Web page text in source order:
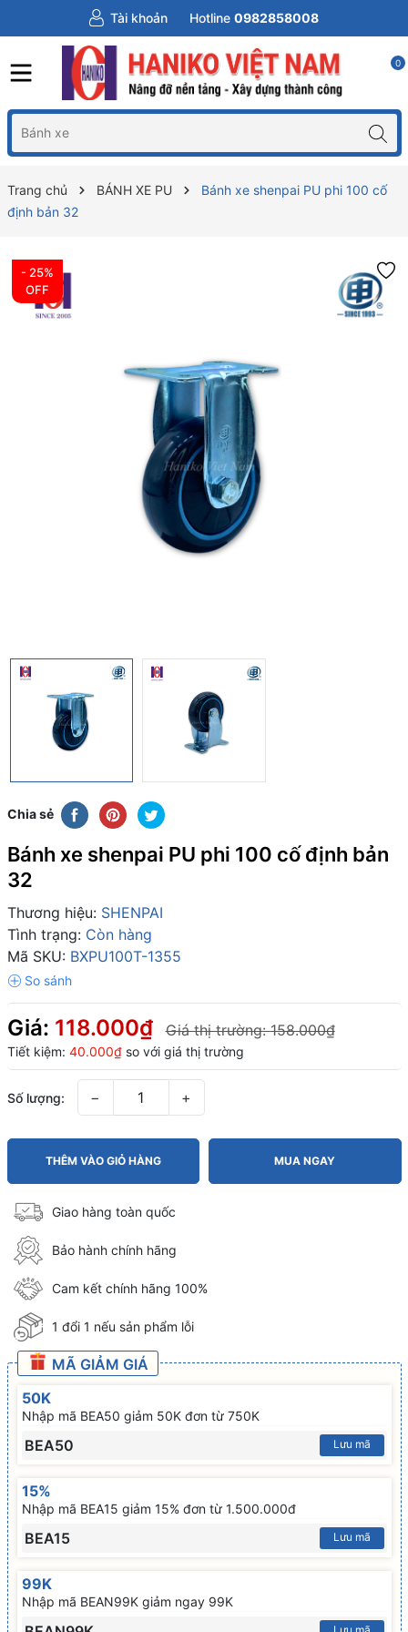
Tài khoản Hotline 0982858008
0
Trang chủ BÁNH XE PU
Bánh xe shenpai PU phi 100 cố
định bản 32
- 25%
OFF
Chia sẻ
Bánh xe shenpai PU phi 100 cố định bản
32
Thương hiệu: SHENPAI
Tình trạng: Còn hàng
Mã SKU: BXPU100T-1355
Giá: 118.000₫ Giá thị trường:158.000₫
Tiết kiệm: 40.000₫so với giá thị trường
Số lượng: − +
THÊM VÀO GIỎ HÀNG MUA NGAY
Giao hàng toàn quốc
Bảo hành chính hãng
Cam kết chính hãng 100%
1 đổi 1 nếu sản phẩm lỗi
MÃ GIẢM GIÁ
50K
Nhập mã BEA50 giảm 50K đơn từ 750K
BEA50 Lưu mã
15%
Nhập mã BEA15 giảm 15% đơn từ 1.500.000đ
BEA15 Lưu mã
99K
Nhập mã BEAN99K giảm ngay 99K